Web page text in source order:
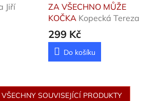
Jiří
ZA VŠECHNO MŮŽE
KOČKA Kopecká Tereza
299 Kč
Do košíku
SOUVISEJÍCÍ PRODUKTY